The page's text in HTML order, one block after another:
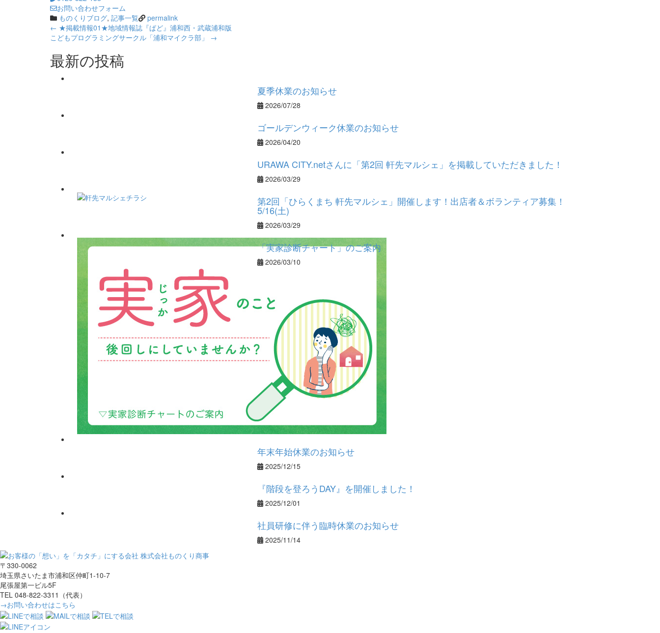
お問い合わせフォーム
ものくりブログ, 記事一覧 permalink
Post
navigation
← ★掲載情報01★地域情報誌『ぱど』浦和西・武蔵浦和版
こどもプログラミングサークル「浦和マイクラ部」 →
最新の投稿
夏季休業のお知らせ
2026/07/28
ゴールデンウィーク休業のお知らせ
2026/04/20
URAWA CITY.netさんに「第2回 軒先マルシェ」を掲載していただきました！
2026/03/29
第2回「ひらくまち 軒先マルシェ」開催します！出店者＆ボランティア募集！
5/16(土)
2026/03/29
「実家診断チャート」のご案内
2026/03/10
年末年始休業のお知らせ
2025/12/15
『階段を登ろうDAY』を開催しました！
2025/12/01
社員研修に伴う臨時休業のお知らせ
2025/11/14
〒330-0062
埼玉県さいたま市浦和区仲町1-10-7
尾張屋第一ビル5F
TEL 048-822-3311（代表）
→お問い合わせはこちら